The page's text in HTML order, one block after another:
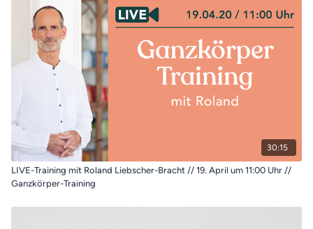
30:15
LIVE-Training mit Roland Liebscher-Bracht // 19. April um 11:00 Uhr //
Ganzkörper-Training